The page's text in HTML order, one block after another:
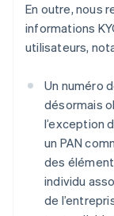
En outre, nous
informations
utilisateurs,
Un numéro
désormais
l’exception
un PAN
des
individu
de